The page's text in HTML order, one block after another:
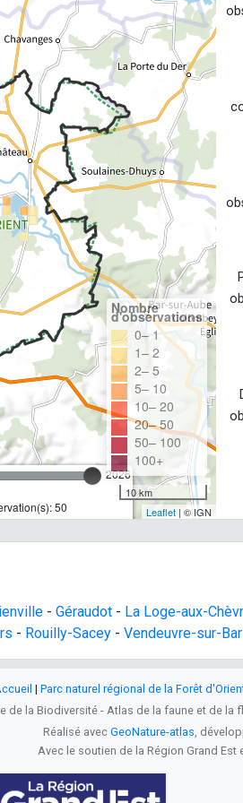
2026
50
Nombre
d'observations
0– 1
1– 2
2– 5
5– 10
10– 20
20– 50
50– 100
100+
10 km
Leaflet| © IGN
- Géraudot - La Loge-aux-
- Rouilly-Sacey - Vendeuvre-sur-
| Parc naturel régional de la Forêt
de la Biodiversité - Atlas de la faune et de la
Réalisé avec GeoNature-atlas,
Avec le soutien de la Région Grand Est